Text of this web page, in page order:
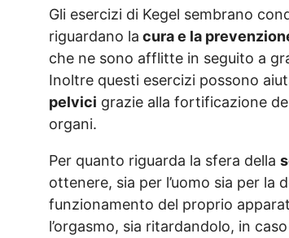
Gli esercizi di Kegel sembrano
riguardano la cura e la
che ne sono afflitte in seguito a
Inoltre questi esercizi possono
pelvici grazie alla fortificazione
organi.
Per quanto riguarda la sfera della
ottenere, sia per l’uomo sia per
funzionamento del proprio
l’orgasmo, sia ritardandolo, in